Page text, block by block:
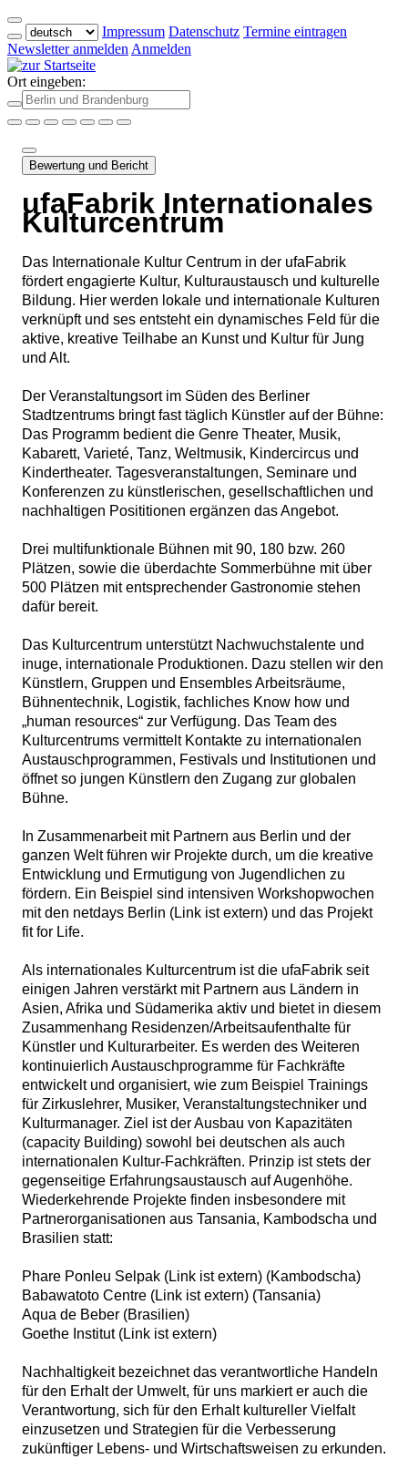
Impressum Datenschutz Termine eintragen
Newsletter anmelden Anmelden
Ort eingeben:
Bewertung und Bericht
ufaFabrik Internationales
Kulturcentrum
Das Internationale Kultur Centrum in der ufaFabrik
fördert engagierte Kultur, Kulturaustausch und kulturelle
Bildung. Hier werden lokale und internationale Kulturen
verknüpft und ses entsteht ein dynamisches Feld für die
aktive, kreative Teilhabe an Kunst und Kultur für Jung
und Alt.
Der Veranstaltungsort im Süden des Berliner
Stadtzentrums bringt fast täglich Künstler auf der Bühne:
Das Programm bedient die Genre Theater, Musik,
Kabarett, Varieté, Tanz, Weltmusik, Kindercircus und
Kindertheater. Tagesveranstaltungen, Seminare und
Konferenzen zu künstlerischen, gesellschaftlichen und
nachhaltigen Posititionen ergänzen das Angebot.
Drei multifunktionale Bühnen mit 90, 180 bzw. 260
Plätzen, sowie die überdachte Sommerbühne mit über
500 Plätzen mit entsprechender Gastronomie stehen
dafür bereit.
Das Kulturcentrum unterstützt Nachwuchstalente und
inuge, internationale Produktionen. Dazu stellen wir den
Künstlern, Gruppen und Ensembles Arbeitsräume,
Bühnentechnik, Logistik, fachliches Know how und
„human resources“ zur Verfügung. Das Team des
Kulturcentrums vermittelt Kontakte zu internationalen
Austauschprogrammen, Festivals und Institutionen und
öffnet so jungen Künstlern den Zugang zur globalen
Bühne.
In Zusammenarbeit mit Partnern aus Berlin und der
ganzen Welt führen wir Projekte durch, um die kreative
Entwicklung und Ermutigung von Jugendlichen zu
fördern. Ein Beispiel sind intensiven Workshopwochen
mit den netdays Berlin (Link ist extern) und das Projekt
fit for Life.
Als internationales Kulturcentrum ist die ufaFabrik seit
einigen Jahren verstärkt mit Partnern aus Ländern in
Asien, Afrika und Südamerika aktiv und bietet in diesem
Zusammenhang Residenzen/Arbeitsaufenthalte für
Künstler und Kulturarbeiter. Es werden des Weiteren
kontinuierlich Austauschprogramme für Fachkräfte
entwickelt und organisiert, wie zum Beispiel Trainings
für Zirkuslehrer, Musiker, Veranstaltungstechniker und
Kulturmanager. Ziel ist der Ausbau von Kapazitäten
(capacity Building) sowohl bei deutschen als auch
internationalen Kultur-Fachkräften. Prinzip ist stets der
gegenseitige Erfahrungsaustausch auf Augenhöhe.
Wiederkehrende Projekte finden insbesondere mit
Partnerorganisationen aus Tansania, Kambodscha und
Brasilien statt:
Phare Ponleu Selpak (Link ist extern) (Kambodscha)
Babawatoto Centre (Link ist extern) (Tansania)
Aqua de Beber (Brasilien)
Goethe Institut (Link ist extern)
Nachhaltigkeit bezeichnet das verantwortliche Handeln
für den Erhalt der Umwelt, für uns markiert er auch die
Verantwortung, sich für den Erhalt kultureller Vielfalt
einzusetzen und Strategien für die Verbesserung
zukünftiger Lebens- und Wirtschaftsweisen zu erkunden.